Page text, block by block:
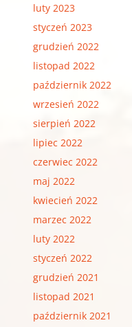
luty 2023
styczeń 2023
grudzień 2022
listopad 2022
październik 2022
wrzesień 2022
sierpień 2022
lipiec 2022
czerwiec 2022
maj 2022
kwiecień 2022
marzec 2022
luty 2022
styczeń 2022
grudzień 2021
listopad 2021
październik 2021